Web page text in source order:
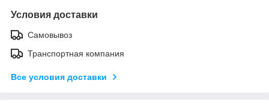
Условия доставки
Самовывоз
Транспортная компания
Все условия доставки